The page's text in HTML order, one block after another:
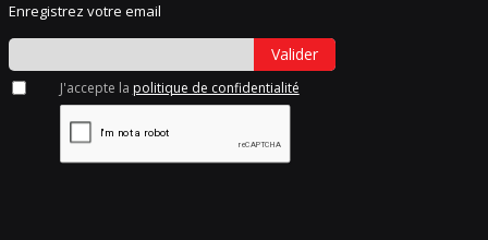
Enregistrez votre email
Valider
J'accepte la politique de confidentialité